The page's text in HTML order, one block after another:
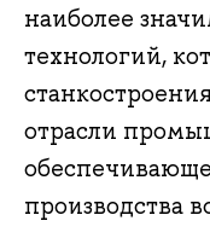
наиболее
технологий,
отрасли
производства